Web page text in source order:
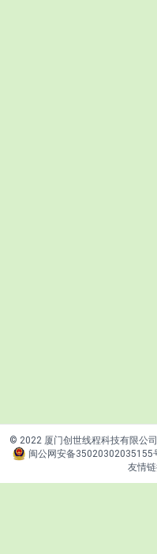
© 2022 厦门创世线程科技有限公司
闽公网安备35020302035155
友情链